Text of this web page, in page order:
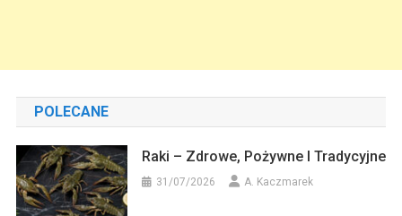
POLECANE
Raki – Zdrowe, Pożywne I Tradycyjne
31/07/2026 A. Kaczmarek